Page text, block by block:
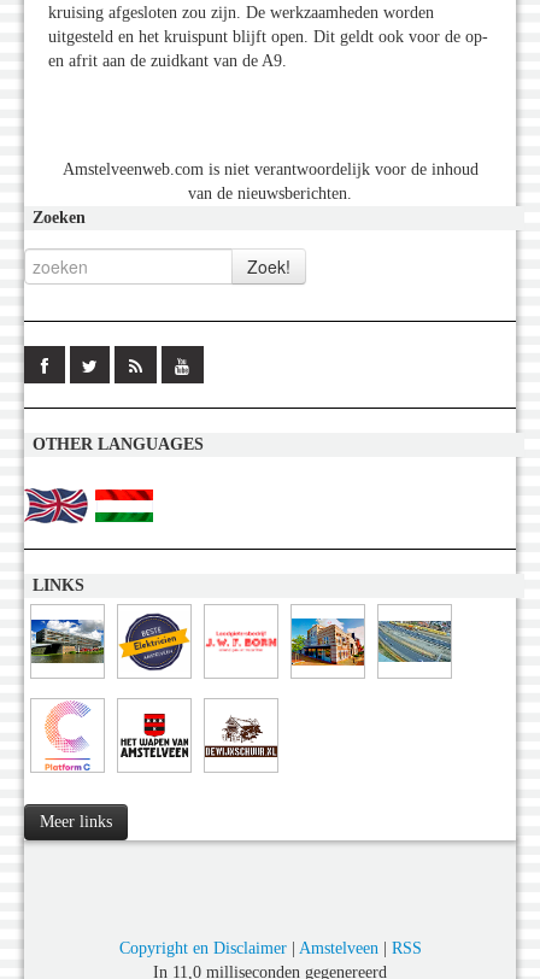
kruising afgesloten zou zijn. De werkzaamheden worden
uitgesteld en het kruispunt blijft open. Dit geldt ook voor de op-
en afrit aan de zuidkant van de A9.
Amstelveenweb.com is niet verantwoordelijk voor de inhoud
van de nieuwsberichten.
Zoeken
OTHER LANGUAGES
LINKS
Meer links
Copyright en Disclaimer| Amstelveen| RSS
In 11,0 milliseconden gegenereerd